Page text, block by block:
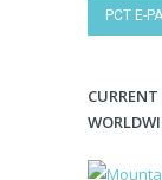
PCT E-